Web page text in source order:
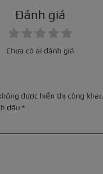
Đánh giá
Chưa có ai đánh giá
được hiển thị công khai.
dấu *